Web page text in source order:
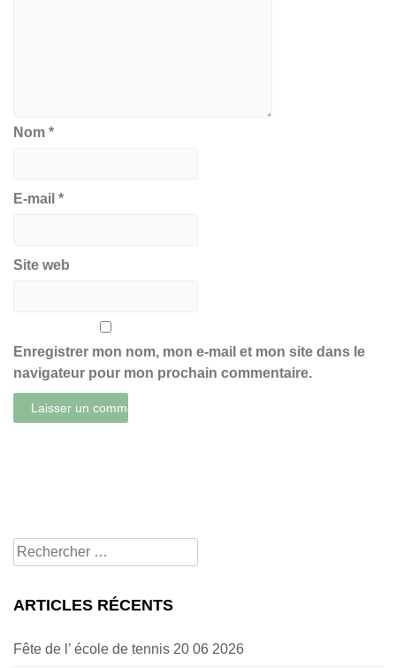
Nom *
E-mail *
Site web
Enregistrer mon nom, mon e-mail et mon site dans le
navigateur pour mon prochain commentaire.
Rechercher
pour:
ARTICLES RÉCENTS
Fête de l’ école de tennis 20 06 2026